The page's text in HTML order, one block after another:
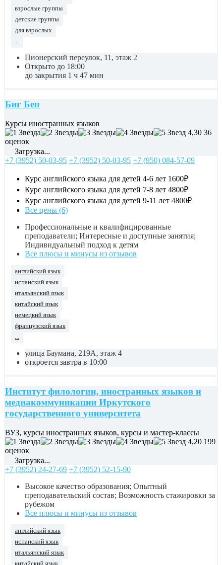
взрослые группы
детские группы
для взрослых
Пионерский переулок, 11, этаж 2
Открыто до 18:00
до закрытия 1 ч 47 мин
Биг Бен
Курсы иностранных языков
4,30 36
оценок
Загрузка...
+7 (3952) 50-03-95 +7 (3952) 50-03-95 +7 (950) 084-57-09
Курс английского языка для детей 4-6 лет 1600₽
Курс английского языка для детей 7-8 лет 4800₽
Курс английского языка для детей 9-11 лет 4800₽
Все цены (6)
Профессиональные и квалифицированные
преподаватели; Интересные и доступные занятия;
Индивидуальный подход к детям
Все плюсы и минусы из отзывов
английский язык
испанский язык
итальянский язык
китайский язык
немецкий язык
французский язык
...
улица Баумана, 219А, этаж 4
откроется завтра в 10:00
Институт филологии, иностранных языков и
медиакоммуникации Иркутского
государственного университета
ВУЗ, курсы иностранных языков, курсы и мастер-классы
4,20 199
оценок
Загрузка...
+7 (3952) 24-27-69 +7 (3952) 52-15-90
Высокое качество образования; Опытный
преподавательский состав; Возможность стажировки за
рубежом
Все плюсы и минусы из отзывов
английский язык
испанский язык
итальянский язык
китайский язык